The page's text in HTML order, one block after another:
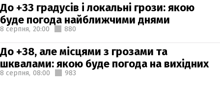
До +33 градусів і локальні грози: якою
буде погода найближчими днями
8 серпня, 20:00 880
До +38, але місцями з грозами та
шквалами: якою буде погода на вихідних
8 серпня, 08:00 983